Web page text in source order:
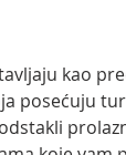
kao
posećuju